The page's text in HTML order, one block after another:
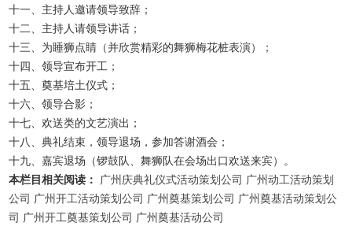
十一、主持人邀请领导致辞；
十二、主持人请领导讲话；
十三、为睡狮点睛（并欣赏精彩的舞狮梅花桩表演）；
十四、领导宣布开工；
十五、奠基培土仪式；
十六、领导合影；
十七、欢送类的文艺演出；
十八、典礼结束，领导退场，参加答谢酒会；
十九、嘉宾退场（锣鼓队、舞狮队在会场出口欢送来宾）。
本栏目相关阅读： 广州庆典礼仪式活动策划公司 广州动工活动策划
公司 广州开工活动策划公司 广州奠基策划公司 广州奠基活动策划公
司 广州开工奠基策划公司 广州奠基活动公司